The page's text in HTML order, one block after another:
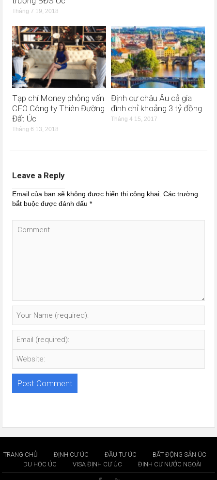
Tháng 7 19, 2018
Tạp chí Money phỏng vấn
CEO Công ty Thiên Đường
Đất Úc
Tháng 6 13, 2018
Định cư châu Âu cả gia
đình chỉ khoảng 3 tỷ đồng
Tháng 4 15, 2017
Leave a Reply
Email của bạn sẽ không được hiển thị công khai. Các trường
bắt buộc được đánh dấu*
TRANG CHỦ ĐỊNH CƯ ÚC ĐẦU TƯ ÚC
BẤT ĐỘNG SẢN ÚC
DU HỌC ÚC
VISA ĐỊNH CƯ ÚC ĐỊNH CƯ NƯỚC NGOÀI